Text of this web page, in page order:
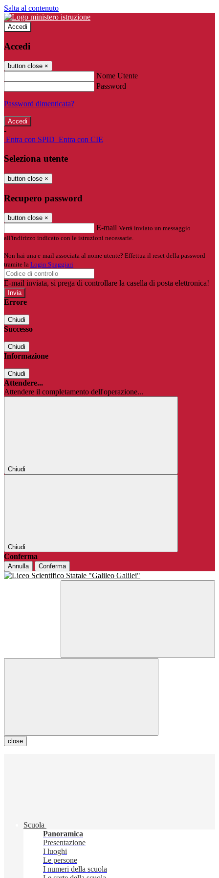
Salta al contenuto
Accedi
Accedi
button close ×
Nome Utente
Password
Password dimenticata?
-
Entra con SPID Entra con CIE
Seleziona utente
button close ×
Recupero password
button close ×
E-mail Verrà inviato un messaggio
all'indirizzo indicato con le istruzioni necessarie.
Non hai una e-mail associata al nome utente? Effettua il reset della password
tramite la Login Spaggiari
E-mail inviata, si prega di controllare la casella di posta elettronica!
Errore
Chiudi
Successo
Chiudi
Informazione
Chiudi
Attendere...
Attendere il completamento dell'operazione...
Chiudi
Chiudi
Conferma
Annulla Conferma
close
Scuola
Panoramica
Presentazione
I luoghi
Le persone
I numeri della scuola